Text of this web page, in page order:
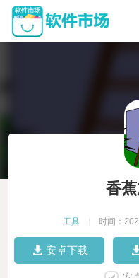
香
工具 时间：
安卓下载